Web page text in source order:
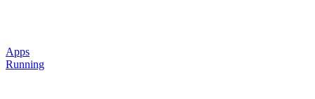
Apps
Running